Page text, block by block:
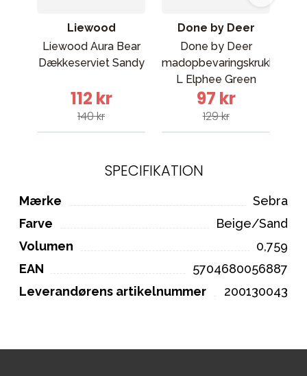
Liewood
Liewood Aura Bear
Dækkeserviet Sandy
112 kr
140 kr
Done by Deer
Done by Deer
madopbevaringskrukkesætt
L Elphee Green
97 kr
129 kr
SPECIFIKATION
Mærke
Sebra
Farve
Beige/Sand
Volumen
0,759
EAN
5704680056887
Leverandørens artikelnummer
200130043